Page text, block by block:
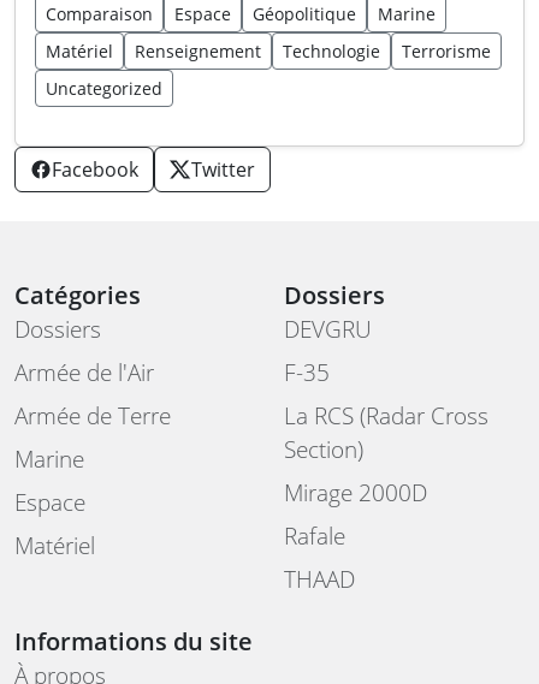
Comparaison
Espace Géopolitique
Marine
Matériel
Renseignement Technologie
Terrorisme
Uncategorized
Facebook Twitter
Catégories
Dossiers
Armée de l'Air
Armée de Terre
Marine
Espace
Matériel
Dossiers
DEVGRU
F-35
La RCS (Radar Cross
Section)
Mirage 2000D
Rafale
THAAD
Informations du site
À propos